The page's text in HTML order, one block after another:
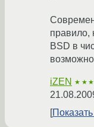
правило,
BSD в
iZEN